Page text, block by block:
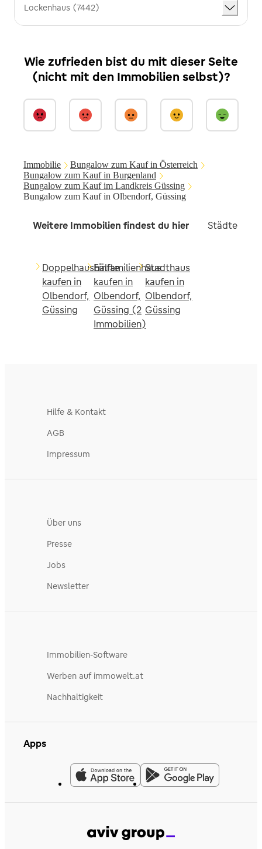
Lockenhaus (7442)
Wie zufrieden bist du mit dieser Seite
(nicht mit den Immobilien selbst)?
Immobilie
Bungalow zum Kauf in Österreich
Bungalow zum Kauf in Burgenland
Bungalow zum Kauf im Landkreis Güssing
Bungalow zum Kauf in Olbendorf, Güssing
Weitere Immobilien findest du hier Städte in
Doppelhaushälfte
kaufen in
Olbendorf,
Güssing
Einfamilienhaus
kaufen in
Olbendorf,
Güssing (2
Immobilien)
Stadthaus
kaufen in
Olbendorf,
Güssing
Hilfe & Kontakt
AGB
Impressum
Über uns
Presse
Jobs
Newsletter
Immobilien-Software
Werben auf immowelt.at
Nachhaltigkeit
Apps